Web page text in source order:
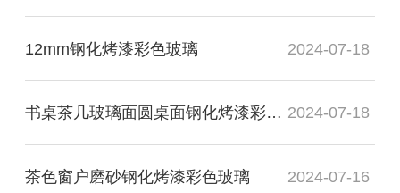
12mm钢化烤漆彩色玻璃 2024-07-18
书桌茶几玻璃面圆桌面钢化烤漆彩色玻璃 2024-07-18
茶色窗户磨砂钢化烤漆彩色玻璃 2024-07-16